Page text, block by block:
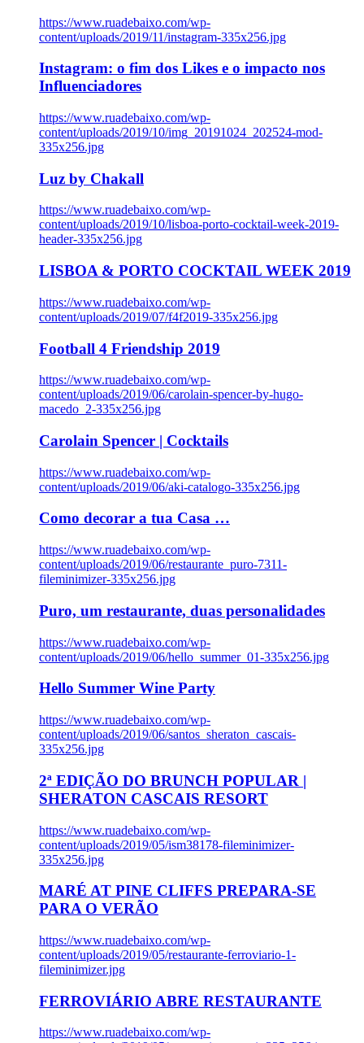
https://www.ruadebaixo.com/wp-
content/uploads/2019/11/instagram-335x256.jpg
Instagram: o fim dos Likes e o impacto nos
Influenciadores
https://www.ruadebaixo.com/wp-
content/uploads/2019/10/img_20191024_202524-mod-
335x256.jpg
Luz by Chakall
https://www.ruadebaixo.com/wp-
content/uploads/2019/10/lisboa-porto-cocktail-week-2019-
header-335x256.jpg
LISBOA & PORTO COCKTAIL WEEK 2019
https://www.ruadebaixo.com/wp-
content/uploads/2019/07/f4f2019-335x256.jpg
Football 4 Friendship 2019
https://www.ruadebaixo.com/wp-
content/uploads/2019/06/carolain-spencer-by-hugo-
macedo_2-335x256.jpg
Carolain Spencer | Cocktails
https://www.ruadebaixo.com/wp-
content/uploads/2019/06/aki-catalogo-335x256.jpg
Como decorar a tua Casa …
https://www.ruadebaixo.com/wp-
content/uploads/2019/06/restaurante_puro-7311-
fileminimizer-335x256.jpg
Puro, um restaurante, duas personalidades
https://www.ruadebaixo.com/wp-
content/uploads/2019/06/hello_summer_01-335x256.jpg
Hello Summer Wine Party
https://www.ruadebaixo.com/wp-
content/uploads/2019/06/santos_sheraton_cascais-
335x256.jpg
2ª EDIÇÃO DO BRUNCH POPULAR |
SHERATON CASCAIS RESORT
https://www.ruadebaixo.com/wp-
content/uploads/2019/05/ism38178-fileminimizer-
335x256.jpg
MARÉ AT PINE CLIFFS PREPARA-SE
PARA O VERÃO
https://www.ruadebaixo.com/wp-
content/uploads/2019/05/restaurante-ferroviario-1-
fileminimizer.jpg
FERROVIÁRIO ABRE RESTAURANTE
https://www.ruadebaixo.com/wp-